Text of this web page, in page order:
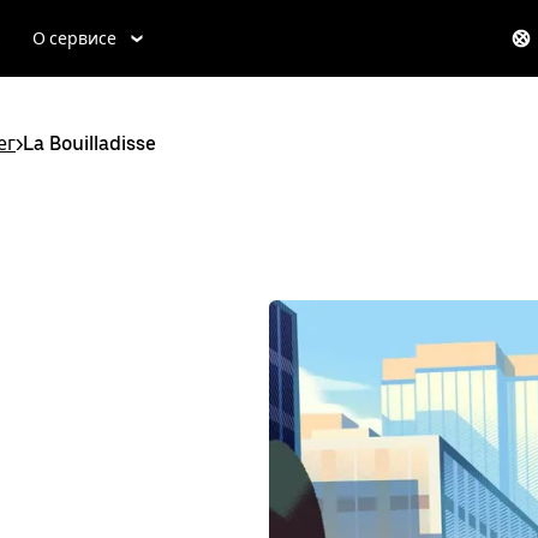
О сервисе
>La Bouilladisse